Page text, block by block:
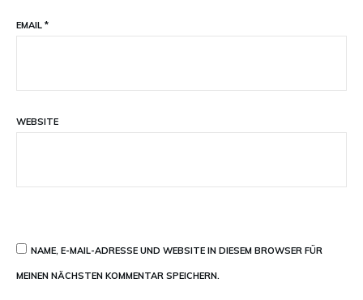
EMAIL *
WEBSITE
NAME, E-MAIL-ADRESSE UND WEBSITE IN DIESEM BROWSER FÜR
MEINEN NÄCHSTEN KOMMENTAR SPEICHERN.